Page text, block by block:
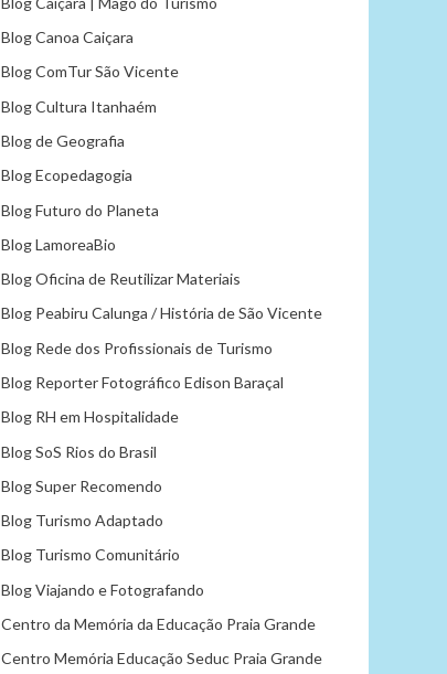
Blog Canoa Caiçara
Blog ComTur São Vicente
Blog Cultura Itanhaém
Blog de Geografia
Blog Ecopedagogia
Blog Futuro do Planeta
Blog LamoreaBio
Blog Oficina de Reutilizar Materiais
Blog Peabiru Calunga / História de São Vicente
Blog Rede dos Profissionais de Turismo
Blog Reporter Fotográfico Edison Baraçal
Blog RH em Hospitalidade
Blog SoS Rios do Brasil
Blog Super Recomendo
Blog Turismo Adaptado
Blog Turismo Comunitário
Blog Viajando e Fotografando
Centro da Memória da Educação Praia Grande
Centro Memória Educação Seduc Praia Grande